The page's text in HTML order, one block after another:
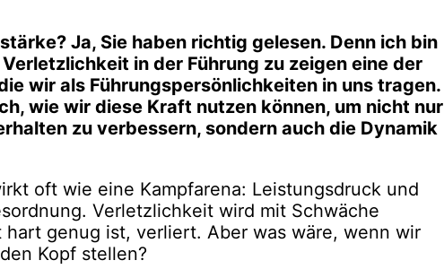
Ja, Sie haben richtig gelesen. Denn ich bin
in der Führung zu zeigen eine der
wir als Führungspersönlichkeiten in uns tragen.
wie wir diese Kraft nutzen können, um nicht nur
zu verbessern, sondern auch die Dynamik
oft wie eine Kampfarena: Leistungsdruck und
Verletzlichkeit wird mit Schwäche
genug ist, verliert. Aber was wäre, wenn wir
Kopf stellen?